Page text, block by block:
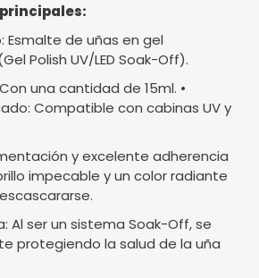
Esmalte de uñas en gel
Polish UV/LED Soak-Off).
una cantidad de 15ml. •
Compatible con cabinas UV y
y excelente adherencia
impecable y un color radiante
Al ser un sistema Soak-Off, se
protegiendo la salud de la uña